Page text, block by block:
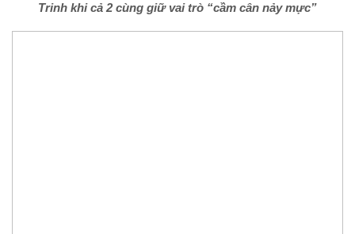
Trinh khi cả 2 cùng giữ vai trò “cầm cân nảy mực”